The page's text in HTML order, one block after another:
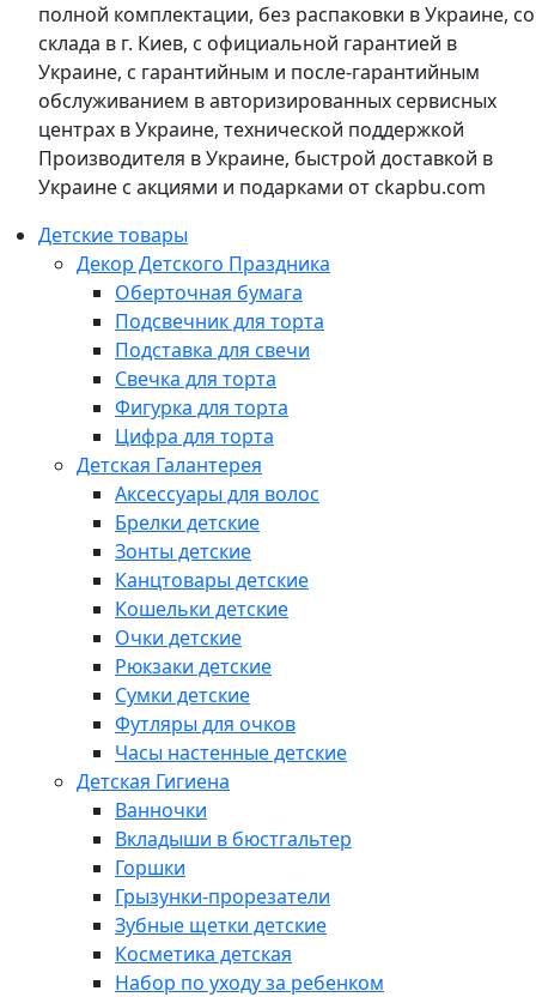
полной комплектации, без распаковки в Украине, со
склада в г. Киев, с официальной гарантией в
Украине, с гарантийным и после-гарантийным
обслуживанием в авторизированных сервисных
центрах в Украине, технической поддержкой
Производителя в Украине, быстрой доставкой в
Украине с акциями и подарками от ckapbu.com
Детские товары
Декор Детского Праздника
Оберточная бумага
Подсвечник для торта
Подставка для свечи
Свечка для торта
Фигурка для торта
Цифра для торта
Детская Галантерея
Аксессуары для волос
Брелки детские
Зонты детские
Канцтовары детские
Кошельки детские
Очки детские
Рюкзаки детские
Сумки детские
Футляры для очков
Часы настенные детские
Детская Гигиена
Ванночки
Вкладыши в бюстгальтер
Горшки
Грызунки-прорезатели
Зубные щетки детские
Косметика детская
Набор по уходу за ребенком